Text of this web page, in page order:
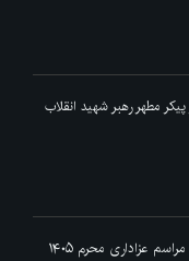
پیکر مطهر رهبر شهید انقلاب
عزاداری محرم ۱۴۰۵